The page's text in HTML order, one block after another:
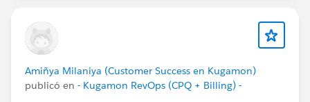
Amiñya Milaniya (Customer Success en Kugamon)
publicó en - Kugamon RevOps (CPQ + Billing) -